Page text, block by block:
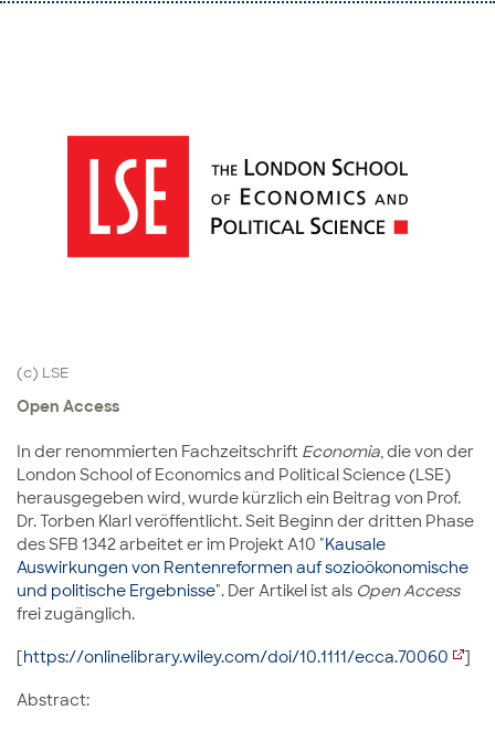
(c) LSE
Open Access
In der renommierten Fachzeitschrift Economia, die von der
London School of Economics and Political Science (LSE)
herausgegeben wird, wurde kürzlich ein Beitrag von Prof.
Dr. Torben Klarl veröffentlicht. Seit Beginn der dritten Phase
des SFB 1342 arbeitet er im Projekt A10 "Kausale
Auswirkungen von Rentenreformen auf sozioökonomische
und politische Ergebnisse". Der Artikel ist als Open Access
frei zugänglich.
[https://onlinelibrary.wiley.com/doi/10.1111/ecca.70060 ]
Abstract: